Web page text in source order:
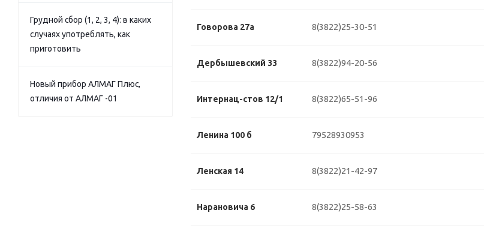
Говорова 27а 8(3822)25-30-51
Дербышевский 33 8(3822)94-20-56
Интернац-стов 12/1 8(3822)65-51-96
Ленина 100 б 79528930953
Ленская 14 8(3822)21-42-97
Нарановича 6 8(3822)25-58-63
Грудной сбор (1, 2, 3, 4): в каких
случаях употреблять, как
приготовить
Новый прибор АЛМАГ Плюс,
отличия от АЛМАГ -01